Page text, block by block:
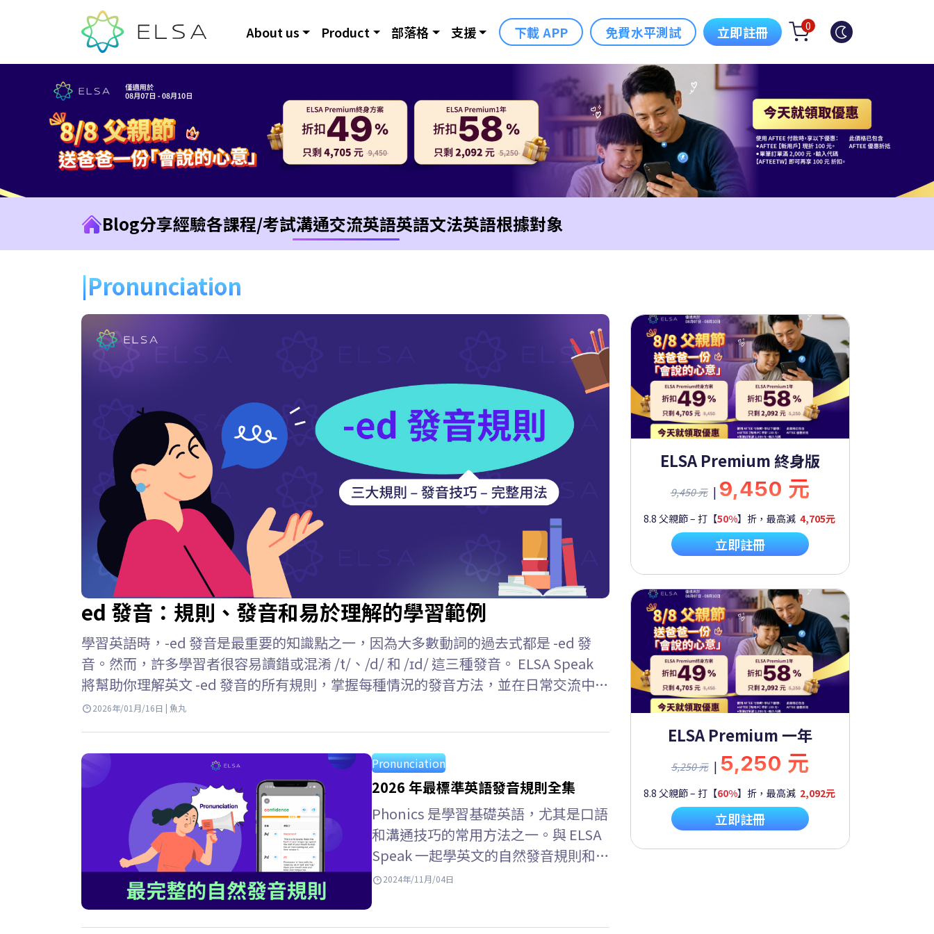
About us Product 部落格 支援 下載 APP 免費水平測試 立即註冊 0
Blog分享經驗各課程/考試溝通交流英語英語文法英語根據對象
Pronunciation
ed 發音：規則、發音和易於理解的學習範例
學習英語時，-ed 發音是最重要的知識點之一，因為大多數動詞的過去式都是 -ed 發
音。然而，許多學習者很容易讀錯或混淆 /t/、/d/ 和 /ɪd/ 這三種發音。 ELSA Speak
將幫助你理解英文 -ed 發音的所有規則，掌握每種情況的發音方法，並在日常交流中準
確運用它們。 Key Takeaways…
2026年/01月/16日 | 魚丸
Pronunciation
2026 年最標準英語發音規則全集
Phonics 是學習基礎英語，尤其是口語
和溝通技巧的常用方法之一。與 ELSA
Speak 一起學英文的自然發音規則和自
然發音規則總整理吧！ Key takeaways
2024年/11月/04日
ELSA Premium 終身版
9,450 元 | 9,450 元
8.8 父親節 – 打【50%】折，最高減 4,705元
立即註冊
ELSA Premium 一年
5,250 元 | 5,250 元
8.8 父親節 – 打【60%】折，最高減 2,092元
立即註冊